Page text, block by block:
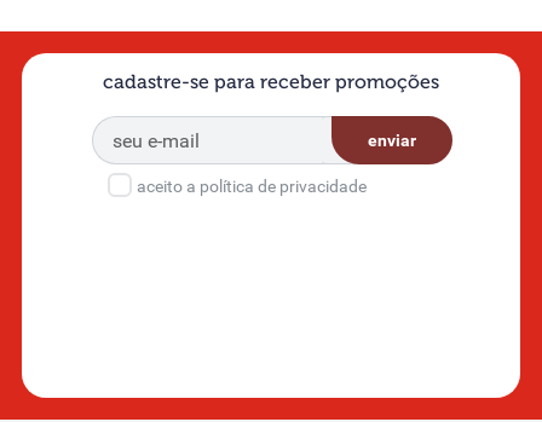
cadastre-se para receber promoções
enviar
aceito a política de privacidade